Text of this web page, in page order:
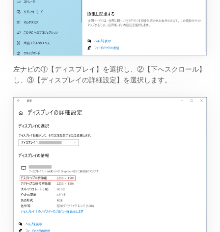
左ナビの①【ディスプレイ】を選択し、②【下へスクロール】
し、③【ディスプレイの詳細設定】を選択します。